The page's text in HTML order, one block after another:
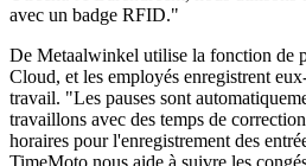
avec un badge RFID."
De Metaalwinkel utilise la fonction de
Cloud, et les employés enregistrent
travail. "Les pauses sont
travaillons avec des temps de
horaires pour l'enregistrement des
TimeMoto nous aide à suivre les